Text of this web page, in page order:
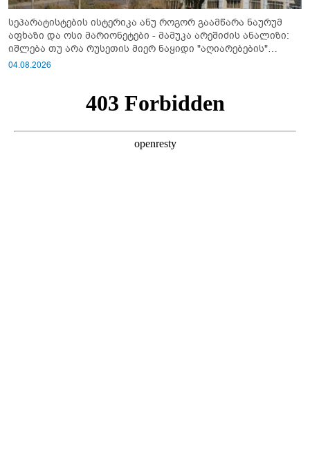
სეპარატისტების ისტერიკა ანუ როგორ გაამწარა ნაურუმ
აფხაზი და ოსი მარიონეტები - მამუკა არეშიძის ანალიზი:
იშლება თუ არა რუსეთის მიერ ნაყიდი "აღიარებების"
სისტემა?!
04.08.2026